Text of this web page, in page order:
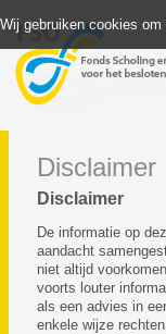
Wij gebruiken cookies
Disclaimer
Disclaimer
De informatie op
aandacht
niet altijd
voorts louter
als een advies in
enkele wijze